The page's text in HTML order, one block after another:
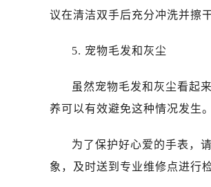
议在清洁双手后充分冲洗并擦
5. 宠物毛发和灰尘
虽然宠物毛发和灰尘看起
养可以有效避免这种情况发生。
为了保护好心爱的手表，
象，及时送到专业维修点进行